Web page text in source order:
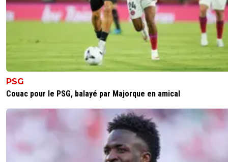
PSG
Couac pour le PSG, balayé par Majorque en amical